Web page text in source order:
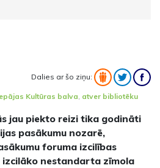
Dalies ar šo ziņu:
Kultūras balva, atver bibliotēku
jau piekto reizi tika godināti
pasākumu nozarē,
foruma izcilības
izcilāko nestandarta zīmola